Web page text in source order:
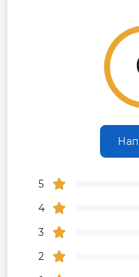
5
4
3
2